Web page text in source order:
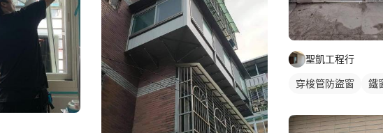
聖凱工程行
穿梭管防盜窗 鐵